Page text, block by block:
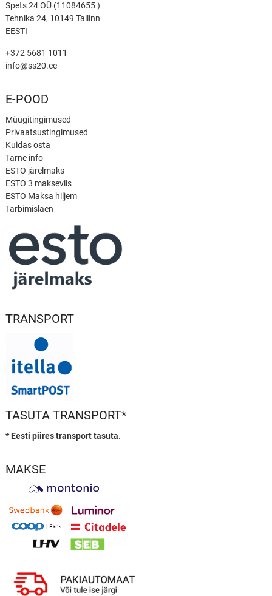
Spets 24 OÜ (11084655 )
Tehnika 24, 10149 Tallinn
EESTI
+372 5681 1011
info@ss20.ee
E-POOD
Müügitingimused
Privaatsustingimused
Kuidas osta
Tarne info
ESTO järelmaks
ESTO 3 makseviis
ESTO Maksa hiljem
Tarbimislaen
TRANSPORT
TASUTA TRANSPORT*
* Eesti piires transport tasuta.
MAKSE